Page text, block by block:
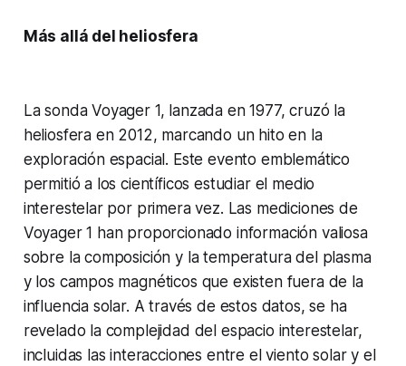
Más allá del heliosfera
La sonda Voyager 1, lanzada en 1977, cruzó la
heliosfera en 2012, marcando un hito en la
exploración espacial. Este evento emblemático
permitió a los científicos estudiar el medio
interestelar por primera vez. Las mediciones de
Voyager 1 han proporcionado información valiosa
sobre la composición y la temperatura del plasma
y los campos magnéticos que existen fuera de la
influencia solar. A través de estos datos, se ha
revelado la complejidad del espacio interestelar,
incluidas las interacciones entre el viento solar y el